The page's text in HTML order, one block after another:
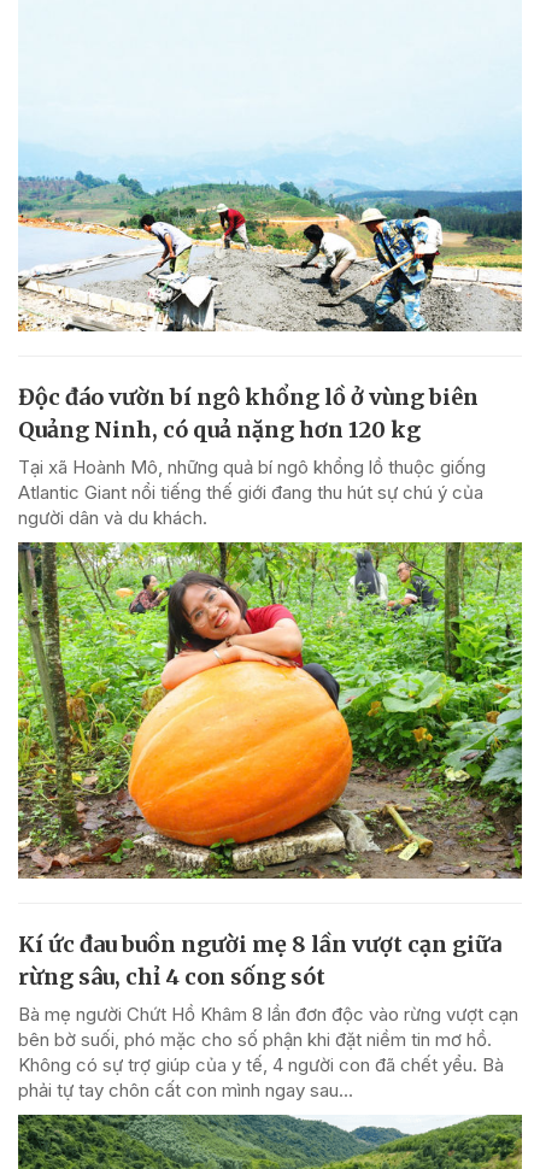
Độc đáo vườn bí ngô khổng lồ ở vùng biên
Quảng Ninh, có quả nặng hơn 120 kg
Tại xã Hoành Mô, những quả bí ngô khổng lồ thuộc giống
Atlantic Giant nổi tiếng thế giới đang thu hút sự chú ý của
người dân và du khách.
Kí ức đau buồn người mẹ 8 lần vượt cạn giữa
rừng sâu, chỉ 4 con sống sót
Bà mẹ người Chứt Hồ Khâm 8 lần đơn độc vào rừng vượt cạn
bên bờ suối, phó mặc cho số phận khi đặt niềm tin mơ hồ.
Không có sự trợ giúp của y tế, 4 người con đã chết yểu. Bà
phải tự tay chôn cất con mình ngay sau...